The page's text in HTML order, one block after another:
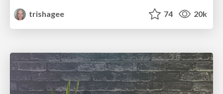
trishagee
74 20k